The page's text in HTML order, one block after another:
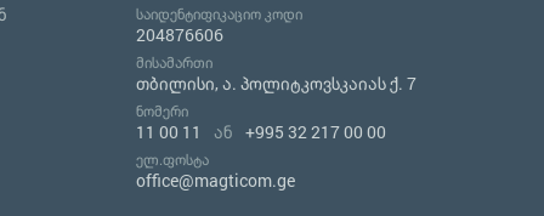
საიდენტიფიკაციო კოდი
204876606
მისამართი
თბილისი, ა. პოლიტკოვსკაიას ქ. 7
ნომერი
11 00 11 ან +995 32 217 00 00
ელ.ფოსტა
office@magticom.ge